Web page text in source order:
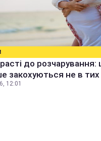
до розчарування:
закохуються не в тих
12:01